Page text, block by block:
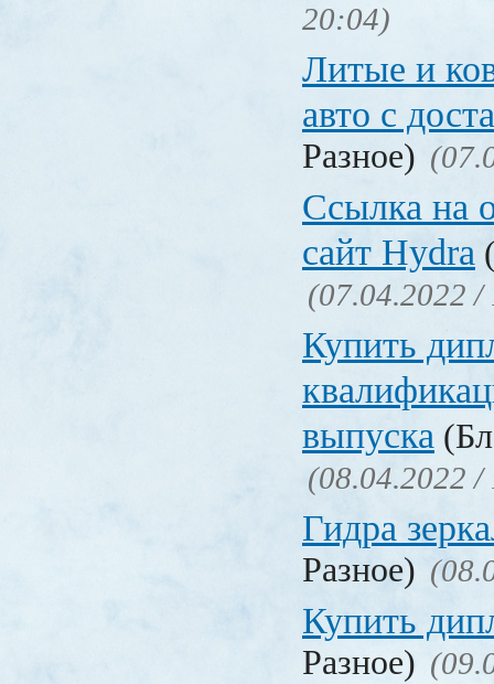
20:04)
Литые и
авто с
Разное)
Ссылка на
сайт Hydra
(07.04.2022 /
Купить
выпуска
(08.04.2022 /
Гидра
Разное)
Купить
Разное)